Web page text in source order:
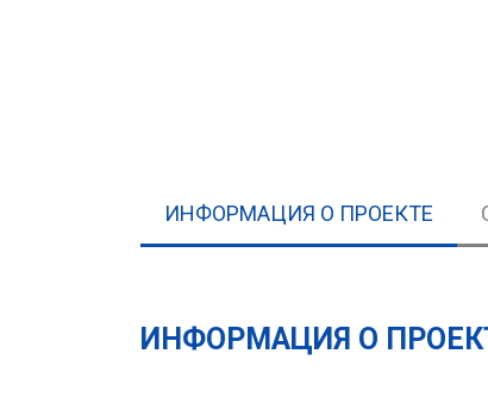
ИНФОРМАЦИЯ О ПРОЕКТЕ
ИНФОРМАЦИЯ О